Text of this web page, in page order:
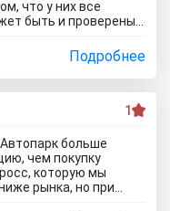
в карму все
что у них все
быть и проверены,
автомобиль.
и плавают зазоры
ДТП не вытянуты
да и без разницы
техническим
обещанных на
не оферта, все
мне тоже
актуальна..развод
об автосалоне
Подробнее
1
больше
чем покупку
которую мы
рынка, но при